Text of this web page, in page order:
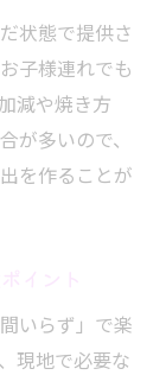
状態で提供さ
子様連れでも
減や焼き方
が多いので、
を作ることが
いらず」で楽
現地で必要な